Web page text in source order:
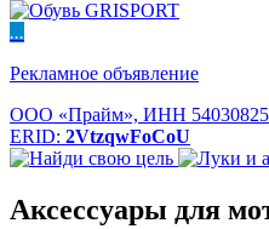
...
Рекламное объявление
ООО «Прайм», ИНН
ERID: 2VtzqwFoCoU
Аксессуары для